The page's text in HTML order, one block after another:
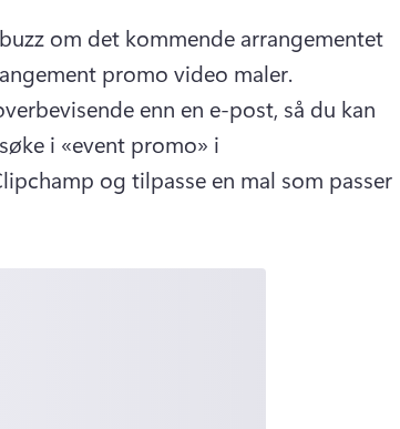
om det kommende arrangementet
enn en e-post, så du kan
i «event promo» i
og tilpasse en mal som passer